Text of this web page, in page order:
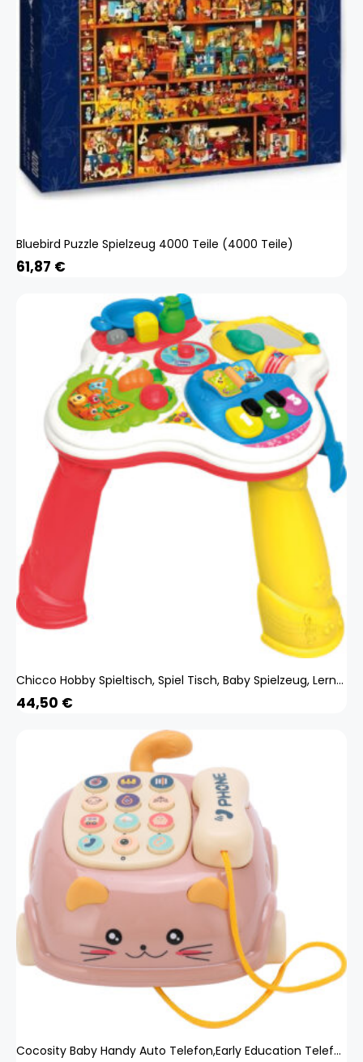
Bluebird Puzzle Spielzeug 4000 Teile (4000 Teile)
61,87 €
Chicco Hobby Spieltisch, Spiel Tisch, Baby Spielzeug, Lernspielzeug, Activity Center, 00007653000100 0622.00.001061
44,50 €
Cocosity Baby Handy Auto Telefon,Early Education Telefon Auto,Kinder Handy,Baby Telefon Spielzeug,Telefon Auto Lernspielzeug,Telefon Spielzeug